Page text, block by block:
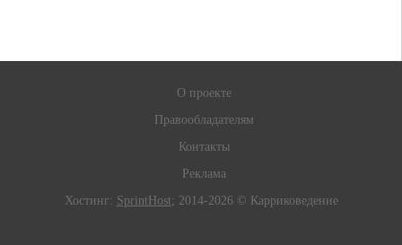
О проекте
Правообладателям
Контакты
Реклама
Хостинг: SprintHost; 2014-2026 © Карриковедение